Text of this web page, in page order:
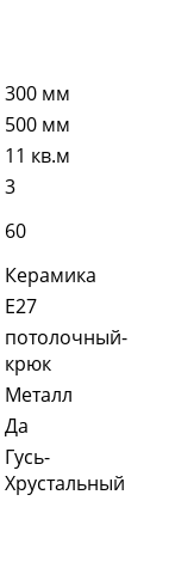
300 мм
500 мм
11 кв.м
3
60
Керамика
E27
потолочный-
крюк
Металл
Да
Гусь-
Хрустальный